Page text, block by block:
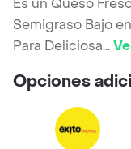
Es un Queso
Semigraso Bajo
Para Deliciosa...
Opciones